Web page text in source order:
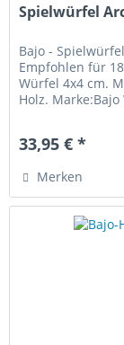
Spielwürfel
Bajo -
Empfohlen für
Würfel 4x4 cm.
Holz.
33,95 € *
Merken